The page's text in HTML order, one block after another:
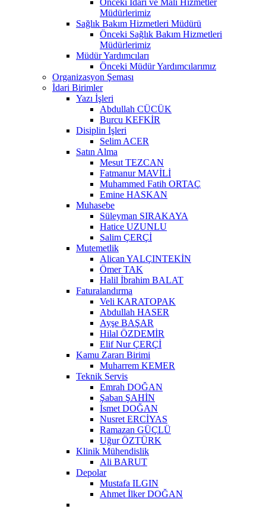
Müdürlerimiz
Sağlık Bakım Hizmetleri Müdürü
Önceki Sağlık Bakım Hizmetleri
Müdürlerimiz
Müdür Yardımcıları
Önceki Müdür Yardımcılarımız
Organizasyon Şeması
İdari Birimler
Yazı İşleri
Abdullah CÜCÜK
Burcu KEFKİR
Disiplin İşleri
Selim ACER
Satın Alma
Mesut TEZCAN
Fatmanur MAVİLİ
Muhammed Fatih ORTAÇ
Emine HASKAN
Muhasebe
Süleyman SIRAKAYA
Hatice UZUNLU
Salim ÇERÇİ
Mutemetlik
Alican YALÇINTEKİN
Ömer TAK
Halil İbrahim BALAT
Faturalandırma
Veli KARATOPAK
Abdullah HASER
Ayşe BAŞAR
Hilal ÖZDEMİR
Elif Nur ÇERÇİ
Kamu Zararı Birimi
Muharrem KEMER
Teknik Servis
Emrah DOĞAN
Şaban ŞAHİN
İsmet DOĞAN
Nusret ERCİYAS
Ramazan GÜÇLÜ
Uğur ÖZTÜRK
Klinik Mühendislik
Ali BARUT
Depolar
Mustafa ILGIN
Ahmet İlker DOĞAN